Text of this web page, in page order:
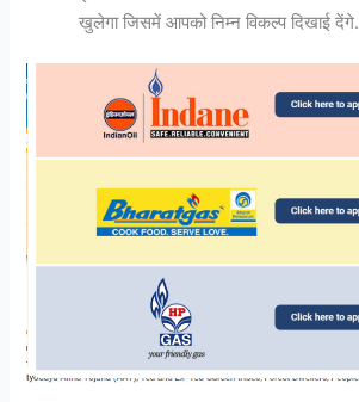
खुलेगा जिसमें आपको निम्न विकल्प दिखाई देंगे.